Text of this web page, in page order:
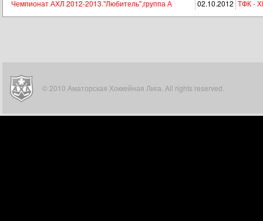
Чемпионат АХЛ 2012-2013."Любитель",группа А
02.10.2012 ТФК -
© 2010 Аматорская Хоккейная Лига. All rights reserved.